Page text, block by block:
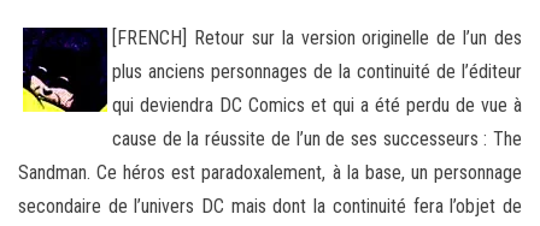
[FRENCH] Retour sur la version originelle de l’un des
plus anciens personnages de la continuité de l’éditeur
qui deviendra DC Comics et qui a été perdu de vue à
cause de la réussite de l’un de ses successeurs : The
Sandman. Ce héros est paradoxalement, à la base, un personnage
secondaire de l’univers DC mais dont la continuité fera l’objet de